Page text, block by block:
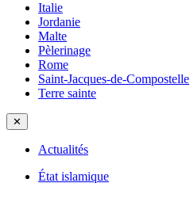
Italie
Jordanie
Malte
Pèlerinage
Rome
Saint-Jacques-de-Compostelle
Terre sainte
✕
Actualités
État islamique